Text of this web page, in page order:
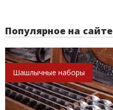
Популярное на сайте
Шашлычные наборы